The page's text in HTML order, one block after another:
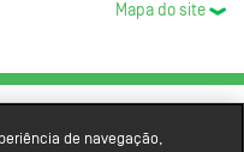
Mapa do site
de navegação,